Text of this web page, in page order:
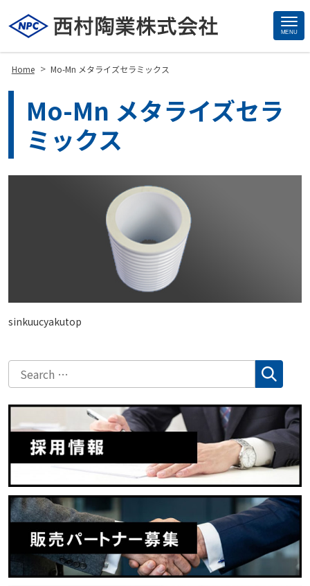
MENU
Home > Mo-Mn メタライズセラミックス
Mo-Mn メタライズセラ
ミックス
sinkuucyakutop
Site
Footer